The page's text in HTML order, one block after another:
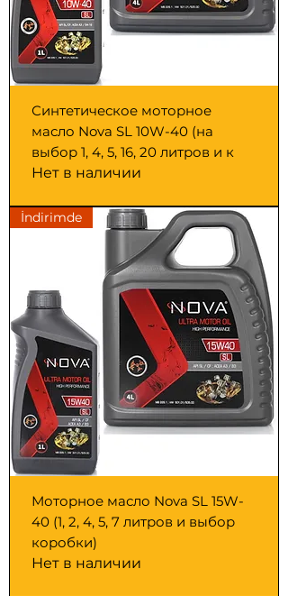
Синтетическое моторное
масло Nova SL 10W-40 (на
выбор 1, 4, 5, 16, 20 литров и к
Нет в наличии
İndirimde
Моторное масло Nova SL 15W-
40 (1, 2, 4, 5, 7 литров и выбор
коробки)
Нет в наличии